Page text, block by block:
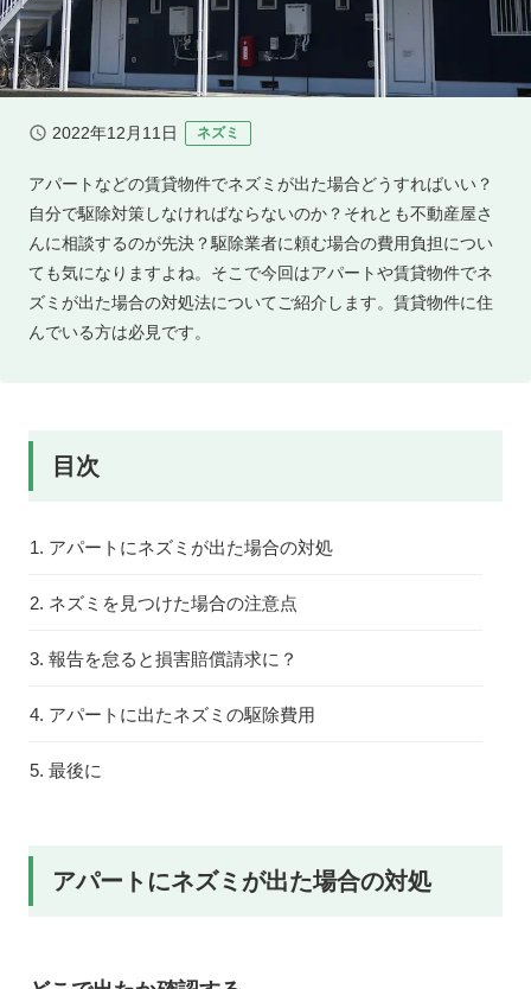
2022年12月11日 ネズミ
アパートなどの賃貸物件でネズミが出た場合どうすればいい？
自分で駆除対策しなければならないのか？それとも不動産屋さ
んに相談するのが先決？駆除業者に頼む場合の費用負担につい
ても気になりますよね。そこで今回はアパートや賃貸物件でネ
ズミが出た場合の対処法についてご紹介します。賃貸物件に住
んでいる方は必見です。
目次
アパートにネズミが出た場合の対処
ネズミを見つけた場合の注意点
報告を怠ると損害賠償請求に？
アパートに出たネズミの駆除費用
最後に
アパートにネズミが出た場合の対処